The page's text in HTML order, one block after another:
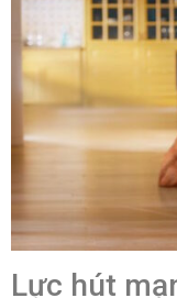
Lực hút